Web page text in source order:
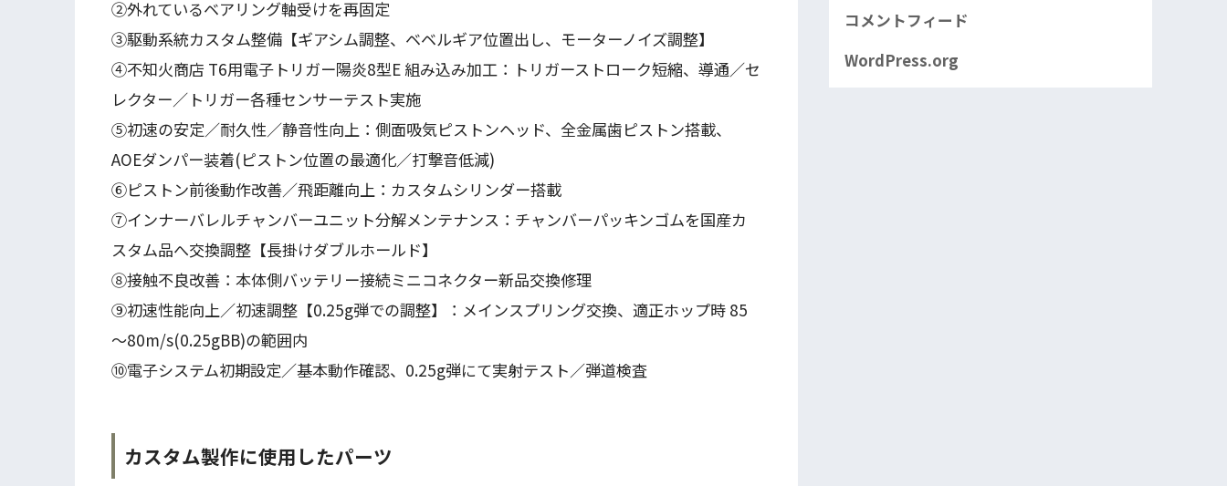
②外れているベアリング軸受けを再固定
③駆動系統カスタム整備【ギアシム調整、ベベルギア位置出し、モーターノイズ調整】
④不知火商店 T6用電子トリガー陽炎8型E 組み込み加工：トリガーストローク短縮、導通／セ
レクター／トリガー各種センサーテスト実施
⑤初速の安定／耐久性／静音性向上：側面吸気ピストンヘッド、全金属歯ピストン搭載、
AOEダンパー装着(ピストン位置の最適化／打撃音低減)
⑥ピストン前後動作改善／飛距離向上：カスタムシリンダー搭載
⑦インナーバレルチャンバーユニット分解メンテナンス：チャンバーパッキンゴムを国産カ
スタム品へ交換調整【長掛けダブルホールド】
⑧接触不良改善：本体側バッテリー接続ミニコネクター新品交換修理
⑨初速性能向上／初速調整【0.25g弾での調整】：メインスプリング交換、適正ホップ時 85
～80m/s(0.25gBB)の範囲内
⑩電子システム初期設定／基本動作確認、0.25g弾にて実射テスト／弾道検査
カスタム製作に使用したパーツ
コメントフィード
WordPress.org